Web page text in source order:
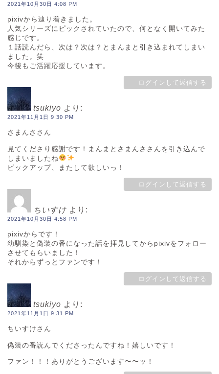
2021年10月30日 4:08 PM
pixivから辿り着きました。
人気シリーズにピックされていたので、何となく開いてみた
感じです。
１話読んだら、次は？次は？とまんまと引き込まれてしまい
ました。笑
今後もご活躍応援しています。
ログインして返信する
tsukiyo より:
2021年11月1日 9:30 PM
さまんささん
見てくださり感謝です！まんまとさまんささんを引き込んで
しまいましたね
ピックアップ、またして欲しいっ！
ログインして返信する
ちいすけ より:
2021年10月30日 4:58 PM
pixivからです！
幼馴染と偽装の番になった話を拝見してからpixivをフォロー
させてもらいました！
それからずっとファンです！
ログインして返信する
tsukiyo より:
2021年11月1日 9:31 PM
ちいすけさん
偽装の番読んでくださったんですね！嬉しいです！
ファン！！！ありがとうございます〜〜ッ！